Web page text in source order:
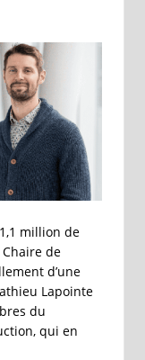
million de
Chaire de
d’une
Lapointe
du
qui en